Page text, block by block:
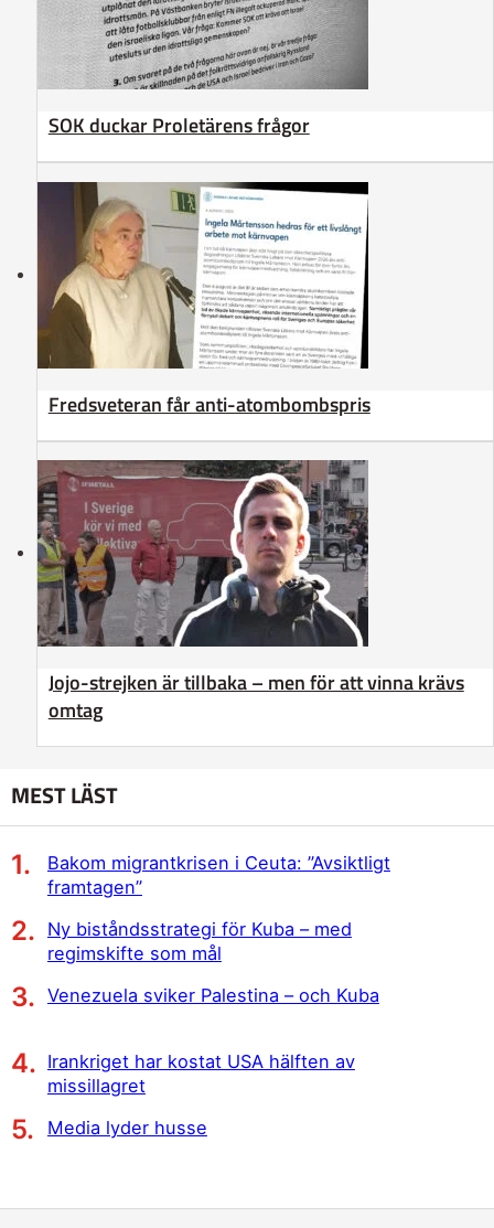
SOK duckar Proletärens frågor
Fredsveteran får anti-atombombspris
Jojo-strejken är tillbaka – men för att vinna krävs
omtag
MEST LÄST
Bakom migrantkrisen i Ceuta: ”Avsiktligt
framtagen”
Ny biståndsstrategi för Kuba – med
regimskifte som mål
Venezuela sviker Palestina – och Kuba
Irankriget har kostat USA hälften av
missillagret
Media lyder husse